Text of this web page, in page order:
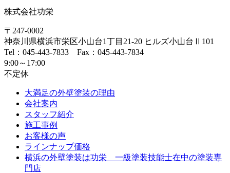
株式会社功栄
〒247-0002
神奈川県横浜市栄区小山台1丁目21-20 ヒルズ小山台Ⅱ101
Tel：045-443-7833 Fax：045-443-7834
9:00～17:00
不定休
大満足の外壁塗装の理由
会社案内
スタッフ紹介
施工事例
お客様の声
ラインナップ価格
横浜の外壁塗装は功栄 一級塗装技能士在中の塗装専
門店